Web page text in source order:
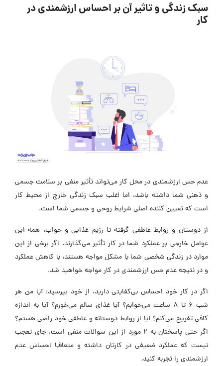
سبک زندگی و تاثیر آن بر احساس ارزشمندی در
کار
عدم حس ارزشمندی در محل کار می‌تواند تأثیر منفی بر سلامت جسمی
و ذهنی شما داشته باشد، اما اغلب سبک زندگی خارج از محیط کار
است که تعیین کننده اصلی شرایط روحی و جسمی شما است.
از دوستان و روابط عاطفی گرفته تا رژیم غذایی و خواب، همه این
عوامل خارجی بر عملکرد شما در کار تأثیر می‌گذارند. اگر برخی از این
موارد در زندگی شخصی شما با مشکل مواجه هستند، با کاهش عملکرد
و در نتیجه عدم حس ارزشمندی در کار مواجه خواهید شد.
اگر در کار خود احساس بی‌کفایتی دارید، از خود بپرسید: آیا من هر
شب 6 تا 8 ساعت می‌خوابم؟ آیا غذای سالم می‌خورم؟ آیا به اندازه
کافی تفریح می‌کنم؟ آیا از روابط دوستانه و عاطفی خود راضی هستم؟
اگر حتی پاسختان به 2 مورد از این سوالات منفی است، جای تعجب
نیست که عملکرد ضعیفی در کارتان داشته و متعاقبا احساس عدم
ارزشمندی را تجربه کنید.